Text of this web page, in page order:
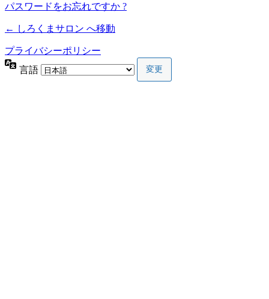
パスワードをお忘れですか ?
← しろくまサロン へ移動
プライバシーポリシー
言語